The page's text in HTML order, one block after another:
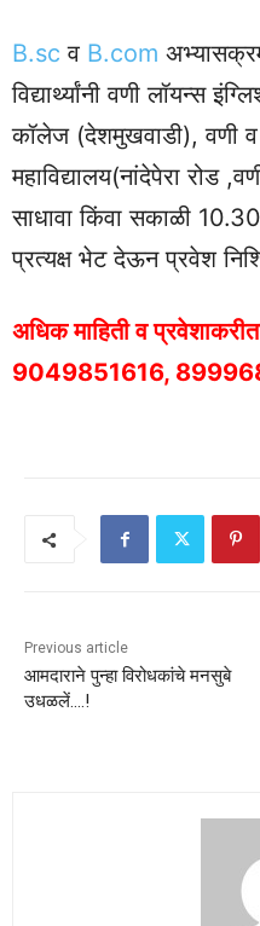
B.sc व B.com
विद्यार्थ्यांनी वणी लॉयन्स
कॉलेज (देशमुखवाडी), वणी व
महाविद्यालय(नांदेपेरा रोड
साधावा किंवा सकाळी
प्रत्यक्ष भेट देऊन प्रवेश
अधिक माहिती व
9049851616,
Previous article
आमदाराने पुन्हा विरोधकांचे मनसुबे
उधळलें….!